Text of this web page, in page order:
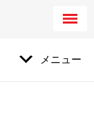
メニュー